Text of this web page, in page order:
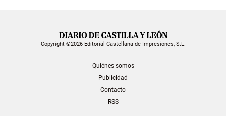
Copyright ©2026 Editorial Castellana de Impresiones, S.L.
Quiénes somos
Publicidad
Contacto
RSS